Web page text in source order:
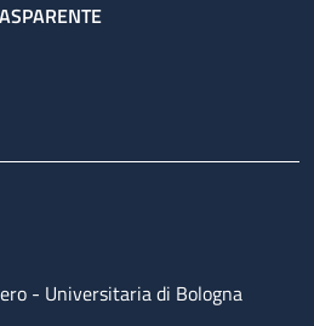
- Universitaria di Bologna